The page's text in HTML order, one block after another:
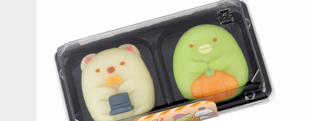
LINK TRAVELERS 仮面ライダーシリーズ
PROJECT R.E.D.・ス
ーパー戦隊シリーズ
キャラパキ つりグミ